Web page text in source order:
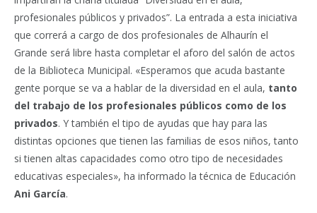
profesionales públicos y privados”. La entrada a esta iniciativa
que correrá a cargo de dos profesionales de Alhaurín el
Grande será libre hasta completar el aforo del salón de actos
de la Biblioteca Municipal. «Esperamos que acuda bastante
gente porque se va a hablar de la diversidad en el aula, tanto
del trabajo de los profesionales públicos como de los
privados. Y también el tipo de ayudas que hay para las
distintas opciones que tienen las familias de esos niños, tanto
si tienen altas capacidades como otro tipo de necesidades
educativas especiales», ha informado la técnica de Educación
Ani García.